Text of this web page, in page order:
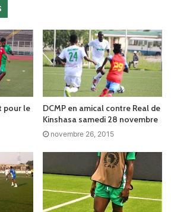
pour le
DCMP en amical contre Real de
Kinshasa samedi 28 novembre
novembre 26, 2015